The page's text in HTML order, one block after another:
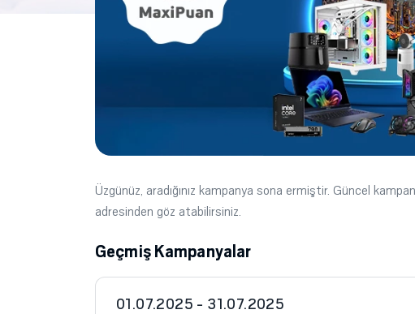
Üzgünüz, aradığınız kampanya sona ermiştir. Güncel
adresinden göz atabilirsiniz.
Geçmiş Kampanyalar
01.07.2025 - 31.07.2025